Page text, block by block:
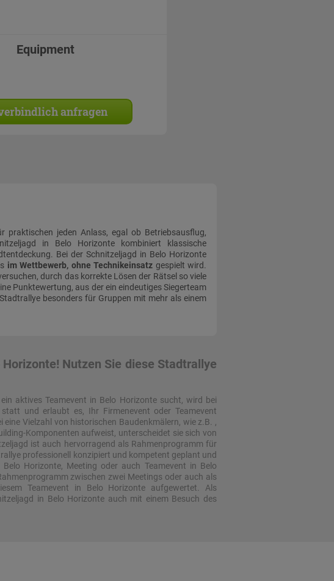
Equipment
anfragen
jeden Anlass, egal ob Betriebsausflug,
in Belo Horizonte kombiniert klassische
Bei der Schnitzeljagd in Belo Horizonte
im Wettbewerb, ohne Technikeinsatz gespielt wird.
durch das korrekte Lösen der Rätsel so viele
Punktewertung, aus der ein eindeutiges Siegerteam
besonders für Gruppen mit mehr als einem
Nutzen Sie diese Stadtrallye
aktives Teamevent in Belo Horizonte sucht, wird bei
und erlaubt es, Ihr Firmenevent oder Teamevent
Vielzahl von historischen Baudenkmälern, wie z.B. ,
Komponenten aufweist, unterscheidet sie sich von
ist auch hervorragend als Rahmenprogramm für
professionell konzipiert und kompetent geplant und
Horizonte, Meeting oder auch Teamevent in Belo
zwischen zwei Meetings oder auch als
Teamevent in Belo Horizonte aufgewertet. Als
in Belo Horizonte auch mit einem Besuch des